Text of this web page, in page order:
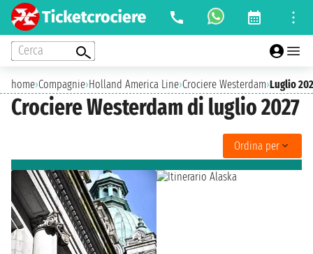
Cerca
home›Compagnie›Holland America Line›Crociere Westerdam›Luglio
Crociere Westerdam di luglio 2027
Ordina per